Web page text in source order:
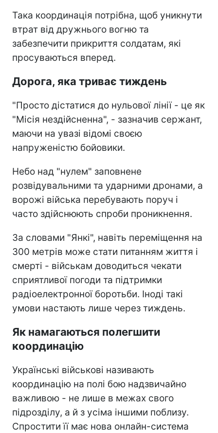
Така координація потрібна, щоб уникнути
втрат від дружнього вогню та
забезпечити прикриття солдатам, які
просуваються вперед.
Дорога, яка триває тиждень
"Просто дістатися до нульової лінії - це як
"Місія нездійсненна", - зазначив сержант,
маючи на увазі відомі своєю
напруженістю бойовики.
Небо над "нулем" заповнене
розвідувальними та ударними дронами, а
ворожі війська перебувають поруч і
часто здійснюють спроби проникнення.
За словами "Янкі", навіть переміщення на
300 метрів може стати питанням життя і
смерті - військам доводиться чекати
сприятливої погоди та підтримки
радіоелектронної боротьби. Іноді такі
умови настають лише через тиждень.
Як намагаються полегшити
координацію
Українські військові називають
координацію на полі бою надзвичайно
важливою - не лише в межах свого
підрозділу, а й з усіма іншими поблизу.
Спростити її має нова онлайн-система